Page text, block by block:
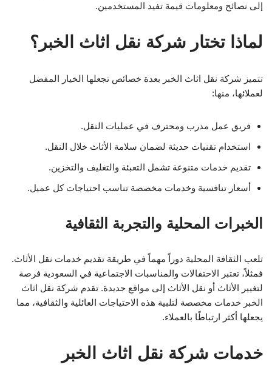
إلى نصائح ومعلومات قيمة تفيد المستخدمين.
لماذا تختار شركة نقل اثاث الخبر؟
تتميز شركة نقل اثاث الخبر بعدة خصائص تجعلها الخيار المفضل
لعملائها، منها:
فريق عمل مدرب ومحترف في عمليات النقل.
استخدام تقنيات حديثة لضمان سلامة الأثاث خلال النقل.
تقديم خدمات متنوعة تشمل التعبئة والتغليف والتخزين.
أسعار تنافسية وخدمات مخصصة تناسب احتياجات كل عميل.
الخبرات المحلية والتجربة الثقافية
تلعب الثقافة المحلية دوراً مهماً في طريقة تقديم خدمات نقل الأثاث.
فمثلاً، تعتبر الاحتفالات والمناسبات الاجتماعية في السعودية فرصة
لتغيير الأثاث أو نقل الأثاث إلى مواقع جديدة. تقدم شركة نقل اثاث
الخبر خدمات مخصصة لتلبية هذه الاحتياجات العائلية والثقافية، مما
يجعلها أكثر ارتباطًا بالعملاء.
خدمات شركة نقل اثاث الخبر